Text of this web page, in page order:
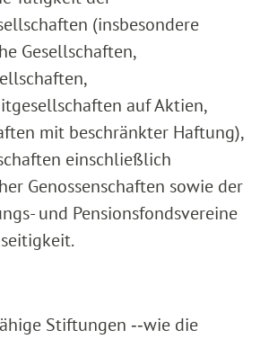
(insbesondere
Gesellschaften,
auf Aktien,
mit beschränkter Haftung),
einschließlich
Genossenschaften sowie der
und Pensionsfondsvereine
Stiftungen ‑‑wie die